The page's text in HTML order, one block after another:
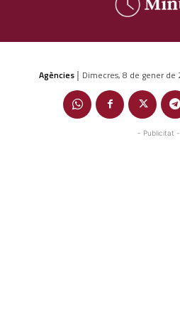
Agències | Dimecres, 8 de gener de
- Publicitat -